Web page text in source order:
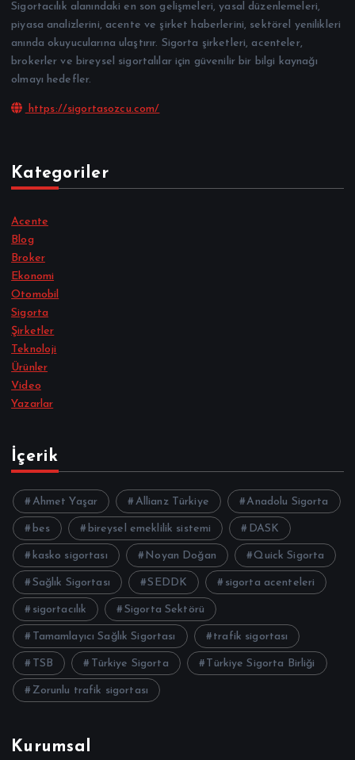
Sigortacılık alanındaki en son gelişmeleri, yasal düzenlemeleri,
piyasa analizlerini, acente ve şirket haberlerini, sektörel yenilikleri
anında okuyucularına ulaştırır. Sigorta şirketleri, acenteler,
brokerler ve bireysel sigortalılar için güvenilir bir bilgi kaynağı
olmayı hedefler.
https://sigortasozcu.com/
Kategoriler
Acente
Blog
Broker
Ekonomi
Otomobil
Sigorta
Şirketler
Teknoloji
Ürünler
Video
Yazarlar
İçerik
Ahmet Yaşar Allianz Türkiye Anadolu Sigorta
bes bireysel emeklilik sistemi DASK
kasko sigortası Noyan Doğan Quick Sigorta
Sağlık Sigortası SEDDK sigorta acenteleri
sigortacılık Sigorta Sektörü
Tamamlayıcı Sağlık Sigortası trafik sigortası
TSB Türkiye Sigorta Türkiye Sigorta Birliği
Zorunlu trafik sigortası
Kurumsal